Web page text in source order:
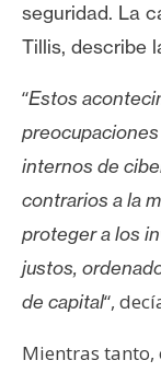
seguridad. La
Tillis, describe
“Estos
internos de
contrarios a la
proteger a los
justos,
de capital“,
Mientras tanto,